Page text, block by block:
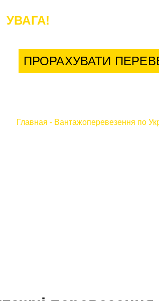
УВАГА!
ПРОРАХУВАТИ
Главная - Вантажоперевезення по